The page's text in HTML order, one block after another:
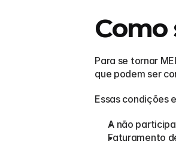
Como
Para se tornar
que podem ser
Essas condições
A não
Faturamento